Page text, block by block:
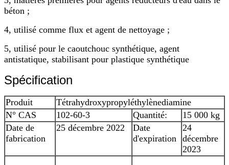
béton ;
4, utilisé comme flux et agent de nettoyage ;
5, utilisé pour le caoutchouc synthétique, agent
antistatique, stabilisant pour plastique synthétique
Spécification
Produit
Tétrahydroxypropyléthylènediamine
N° CAS
102-60-3 Quantité:
15 000 kg
Date de
fabrication
25 décembre 2022
Date
d'expiration
24
décembre
2023